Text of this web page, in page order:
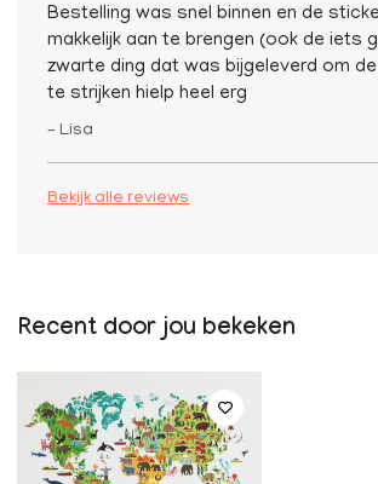
Bestelling was snel binnen en de
makkelijk aan te brengen (ook de iets
zwarte ding dat was bijgeleverd om
te strijken hielp heel erg
– Lisa
Bekijk alle reviews
Recent door jou bekeken